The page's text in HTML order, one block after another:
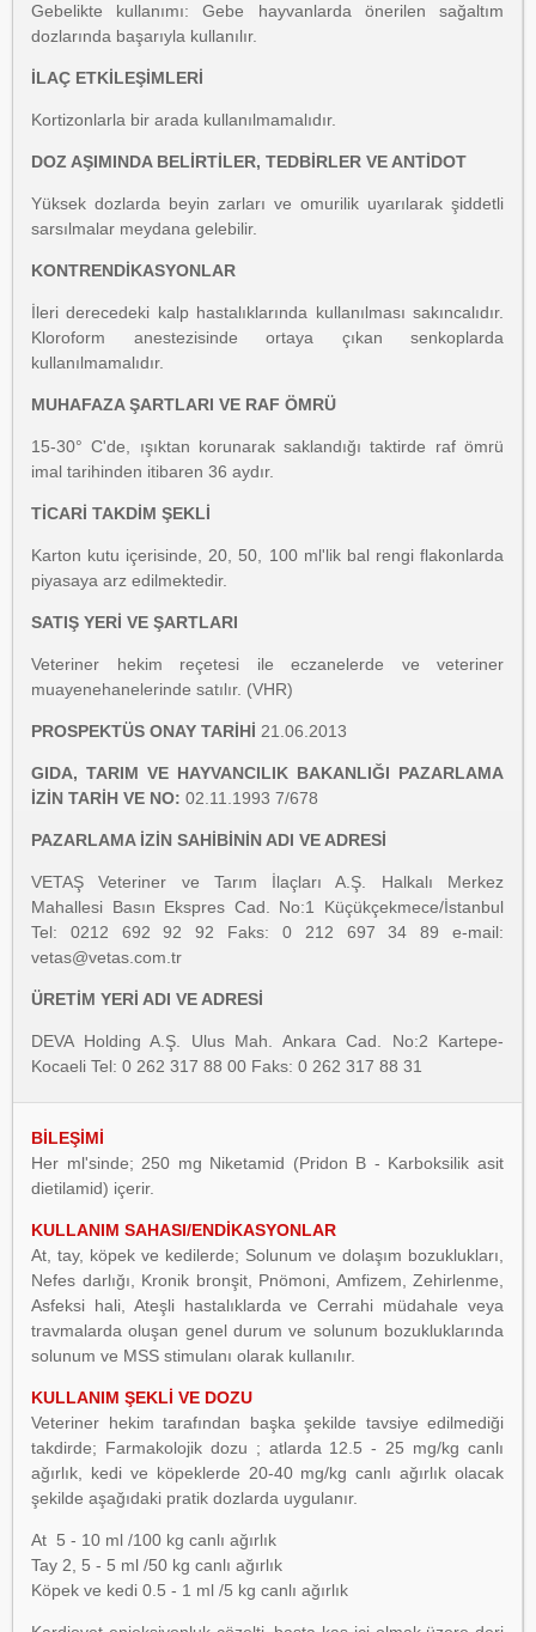
Gebelikte kullanımı: Gebe hayvanlarda önerilen sağaltım
dozlarında başarıyla kullanılır.
İLAÇ ETKİLEŞİMLERİ
Kortizonlarla bir arada kullanılmamalıdır.
DOZ AŞIMINDA BELİRTİLER, TEDBİRLER VE ANTİDOT
Yüksek dozlarda beyin zarları ve omurilik uyarılarak şiddetli
sarsılmalar meydana gelebilir.
KONTRENDİKASYONLAR
İleri derecedeki kalp hastalıklarında kullanılması sakıncalıdır.
Kloroform anestezisinde ortaya çıkan senkoplarda
kullanılmamalıdır.
MUHAFAZA ŞARTLARI VE RAF ÖMRÜ
15-30° C'de, ışıktan korunarak saklandığı taktirde raf ömrü
imal tarihinden itibaren 36 aydır.
TİCARİ TAKDİM ŞEKLİ
Karton kutu içerisinde, 20, 50, 100 ml'lik bal rengi flakonlarda
piyasaya arz edilmektedir.
SATIŞ YERİ VE ŞARTLARI
Veteriner hekim reçetesi ile eczanelerde ve veteriner
muayenehanelerinde satılır. (VHR)
PROSPEKTÜS ONAY TARİHİ 21.06.2013
GIDA, TARIM VE HAYVANCILIK BAKANLIĞI PAZARLAMA
İZİN TARİH VE NO: 02.11.1993 7/678
PAZARLAMA İZİN SAHİBİNİN ADI VE ADRESİ
VETAŞ Veteriner ve Tarım İlaçları A.Ş. Halkalı Merkez
Mahallesi Basın Ekspres Cad. No:1 Küçükçekmece/İstanbul
Tel: 0212 692 92 92 Faks: 0 212 697 34 89 e-mail:
vetas@vetas.com.tr
ÜRETİM YERİ ADI VE ADRESİ
DEVA Holding A.Ş. Ulus Mah. Ankara Cad. No:2 Kartepe-
Kocaeli Tel: 0 262 317 88 00 Faks: 0 262 317 88 31
BİLEŞİMİ
Her ml'sinde; 250 mg Niketamid (Pridon B - Karboksilik asit
dietilamid) içerir.
KULLANIM SAHASI/ENDİKASYONLAR
At, tay, köpek ve kedilerde; Solunum ve dolaşım bozuklukları,
Nefes darlığı, Kronik bronşit, Pnömoni, Amfizem, Zehirlenme,
Asfeksi hali, Ateşli hastalıklarda ve Cerrahi müdahale veya
travmalarda oluşan genel durum ve solunum bozukluklarında
solunum ve MSS stimulanı olarak kullanılır.
KULLANIM ŞEKLİ VE DOZU
Veteriner hekim tarafından başka şekilde tavsiye edilmediği
takdirde; Farmakolojik dozu ; atlarda 12.5 - 25 mg/kg canlı
ağırlık, kedi ve köpeklerde 20-40 mg/kg canlı ağırlık olacak
şekilde aşağıdaki pratik dozlarda uygulanır.
At 5 - 10 ml /100 kg canlı ağırlık
Tay 2, 5 - 5 ml /50 kg canlı ağırlık
Köpek ve kedi 0.5 - 1 ml /5 kg canlı ağırlık